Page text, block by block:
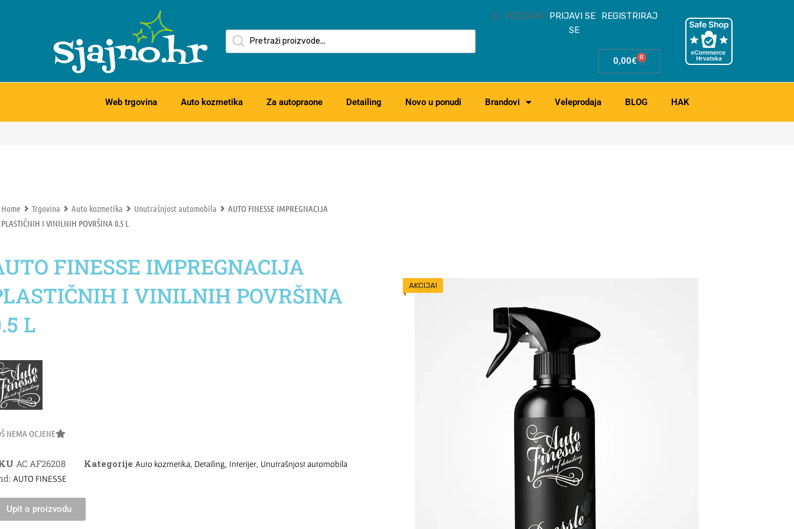
POZDRAV. PRIJAVI SE
REGISTRIRAJ
SE
0,00€ 0
Web trgovina Auto kozmetika Za autopraone Detailing Novo u ponudi Brandovi Veleprodaja BLOG HAK
Home Trgovina Auto kozmetika Unutrašnjost automobila
AUTO FINESSE IMPREGNACIJA
PLASTIČNIH I VINILNIH POVRŠINA 0.5 L
FINESSE IMPREGNACIJA
I VINILNIH POVRŠINA
L
NEMA OCJENE
AC AF26208 Kategorije Auto kozmetika, Detailing, Interijer, Unutrašnjost automobila
AUTO FINESSE
Upit o proizvodu
AKCIJA!